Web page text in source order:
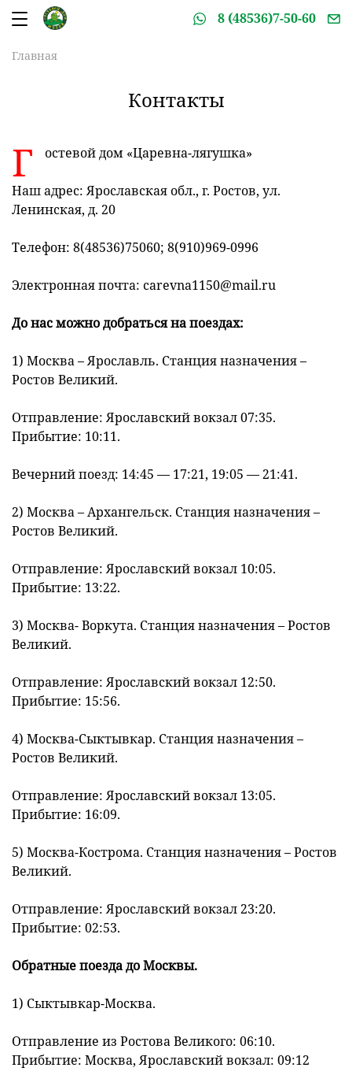
8 (48536)7-50-60
Главная
Контакты
Г остевой дом «Царевна-лягушка»
Наш адрес: Ярославская обл., г. Ростов, ул.
Ленинская, д. 20
Телефон: 8(48536)75060; 8(910)969-0996
Электронная почта: carevna1150@mail.ru
До нас можно добраться на поездах:
1) Москва – Ярославль. Станция назначения –
Ростов Великий.
Отправление: Ярославский вокзал 07:35.
Прибытие: 10:11.
Вечерний поезд: 14:45 — 17:21, 19:05 — 21:41.
2) Москва – Архангельск. Станция назначения –
Ростов Великий.
Отправление: Ярославский вокзал 10:05.
Прибытие: 13:22.
3) Москва- Воркута. Станция назначения – Ростов
Великий.
Отправление: Ярославский вокзал 12:50.
Прибытие: 15:56.
4) Москва-Сыктывкар. Станция назначения –
Ростов Великий.
Отправление: Ярославский вокзал 13:05.
Прибытие: 16:09.
5) Москва-Кострома. Станция назначения – Ростов
Великий.
Отправление: Ярославский вокзал 23:20.
Прибытие: 02:53.
Обратные поезда до Москвы.
1) Сыктывкар-Москва.
Отправление из Ростова Великого: 06:10.
Прибытие: Москва, Ярославский вокзал: 09:12